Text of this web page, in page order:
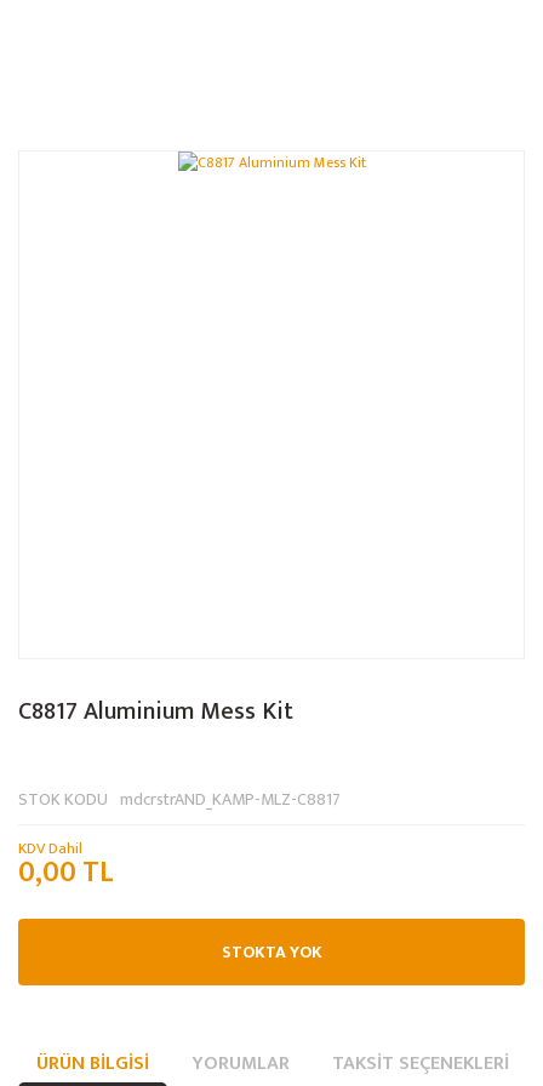
C8817 Aluminium Mess Kit
STOK KODU mdcrstrAND_KAMP-MLZ-C8817
KDV Dahil
0,00 TL
STOKTA YOK
ÜRÜN BILGISI YORUMLAR TAKSIT SEÇENEKLERI